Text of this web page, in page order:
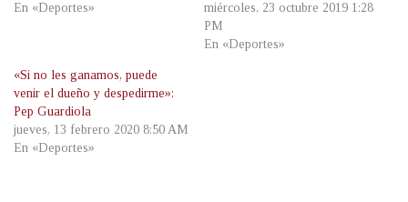
En «Deportes»
miércoles, 23 octubre 2019 1:28
PM
En «Deportes»
«Si no les ganamos, puede
venir el dueño y despedirme»:
Pep Guardiola
jueves, 13 febrero 2020 8:50 AM
En «Deportes»